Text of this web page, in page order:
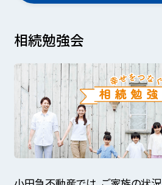
相続勉強会